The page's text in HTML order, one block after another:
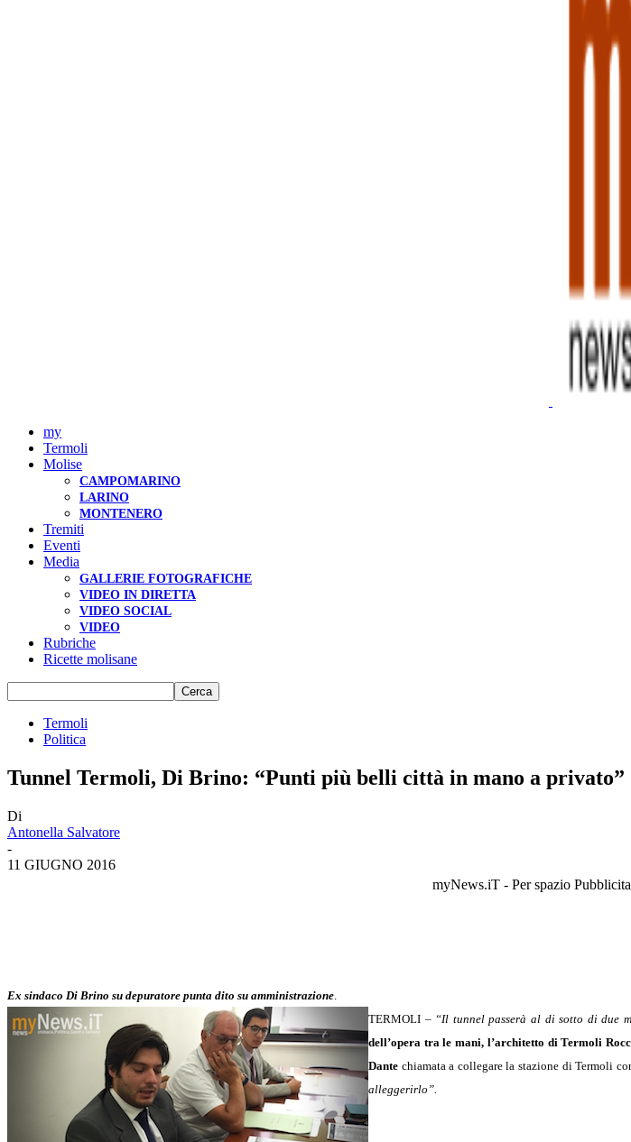
my
Termoli
Molise
CAMPOMARINO
LARINO
MONTENERO
Tremiti
Eventi
Media
GALLERIE FOTOGRAFICHE
VIDEO IN DIRETTA
VIDEO SOCIAL
VIDEO
Rubriche
Ricette molisane
Termoli
Politica
Tunnel Termoli, Di Brino: “Punti più belli città in mano a privato”
Di
Antonella Salvatore
-
11 GIUGNO 2016
myNews.iT - Per spazio
Ex sindaco Di Brino su depuratore punta dito su amministrazione
TERMOLI –“Il tunnel passerà al di sotto di due
dell’opera tra le mani, l’architetto di Termoli
Dante chiamata a collegare la stazione di Termoli
alleggerirlo”.